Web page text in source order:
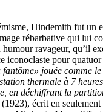
Hindemith fut un
rébarbative qui lui
ravageur, qu’il
iconoclaste pour quatuor
fantôme» jouée comme
thermale à 7
en déchiffrant la
(1923), écrit en seulement